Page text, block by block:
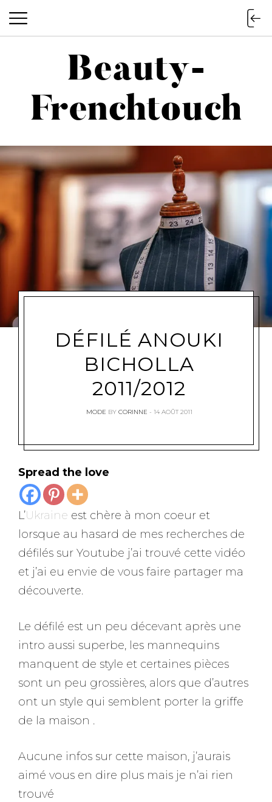
Beauty-Frenchtouch
Beauty-
Frenchtouch
DÉFILÉ ANOUKI
BICHOLLA
2011/2012
MODE BY CORINNE 14 AOÛT 2011
Spread the love
L’Ukraine est chère à mon coeur et
lorsque au hasard de mes recherches de
défilés sur Youtube j’ai trouvé cette vidéo
et j’ai eu envie de vous faire partager ma
découverte.
Le défilé est un peu décevant après une
intro aussi superbe, les mannequins
manquent de style et certaines pièces
sont un peu grossières, alors que d’autres
ont un style qui semblent porter la griffe
de la maison .
Aucune infos sur cette maison, j’aurais
aimé vous en dire plus mais je n’ai rien
trouvé